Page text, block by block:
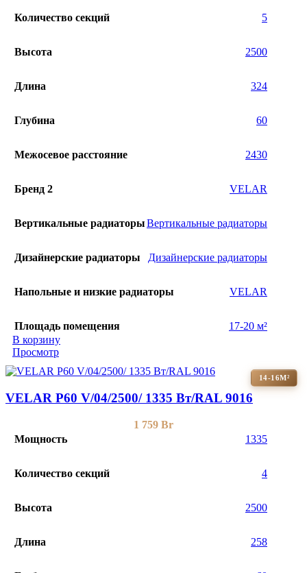
Количество секций 5
Высота 2500
Длина 324
Глубина 60
Межосевое расстояние 2430
Бренд 2 VELAR
Вертикальные радиаторыВертикальные радиаторы
Дизайнерские радиаторы Дизайнерские радиаторы
Напольные и низкие радиаторы VELAR
Площадь помещения
17-20 м²
В корзину
Просмотр
14-16М²
VELAR P60 V/04/2500/ 1335 Bт/RAL 9016
1 759 Br
Мощность
1335
Количество секций 4
Высота 2500
Длина 258